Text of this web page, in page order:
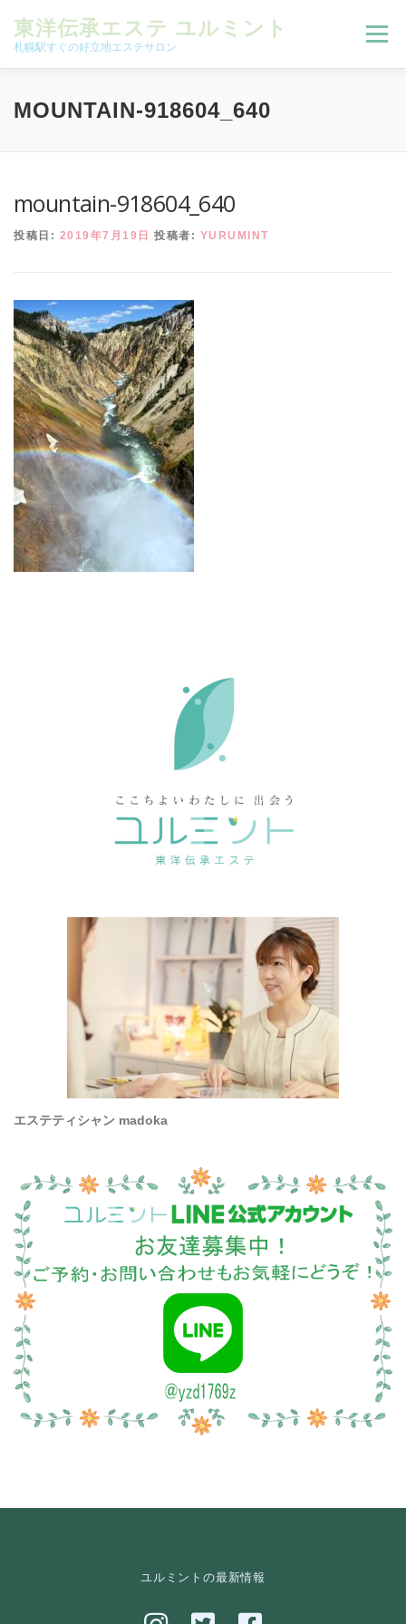
東洋伝承エステ ユルミント
札幌駅すぐの好立地エステサロン
メニュー
初回限定お試しコース（ご新規様限定）
オンラインメニュー アクセス よくある質問
SNS お客様の声 ご予約、お問い合わせ
MOUNTAIN-918604_640
mountain-918604_640
投稿日: 2019年7月19日 投稿者: YURUMINT
エステティシャン madoka
ユルミントの最新情報